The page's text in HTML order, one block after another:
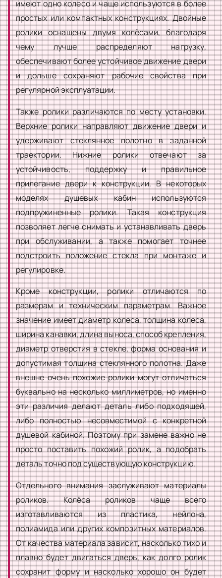
имеют одно колесо и чаще используются в более
простых или компактных конструкциях. Двойные
ролики оснащены двумя колёсами, благодаря
чему лучше распределяют нагрузку,
обеспечивают более устойчивое движение двери
и дольше сохраняют рабочие свойства при
регулярной эксплуатации.
Также ролики различаются по месту установки.
Верхние ролики направляют движение двери и
удерживают стеклянное полотно в заданной
траектории. Нижние ролики отвечают за
устойчивость, поддержку и правильное
прилегание двери к конструкции. В некоторых
моделях душевых кабин используются
подпружиненные ролики. Такая конструкция
позволяет легче снимать и устанавливать дверь
при обслуживании, а также помогает точнее
подстроить положение стекла при монтаже и
регулировке.
Кроме конструкции, ролики отличаются по
размерам и техническим параметрам. Важное
значение имеет диаметр колеса, толщина колеса,
ширина канавки, длина выноса, способ крепления,
диаметр отверстия в стекле, форма основания и
допустимая толщина стеклянного полотна. Даже
внешне очень похожие ролики могут отличаться
буквально на несколько миллиметров, но именно
эти различия делают деталь либо подходящей,
либо полностью несовместимой с конкретной
душевой кабиной. Поэтому при замене важно не
просто поставить похожий ролик, а подобрать
деталь точно под существующую конструкцию.
Отдельного внимания заслуживают материалы
роликов. Колёса роликов чаще всего
изготавливаются из пластика, нейлона,
полиамида или других композитных материалов.
От качества материала зависит, насколько тихо и
плавно будет двигаться дверь, как долго ролик
сохранит форму и насколько хорошо он будет